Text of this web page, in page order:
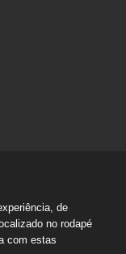
de
no rodapé
com estas